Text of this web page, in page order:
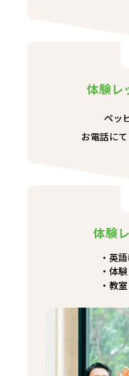
体験レ
ペッ
お電話に
体験
英
体
教